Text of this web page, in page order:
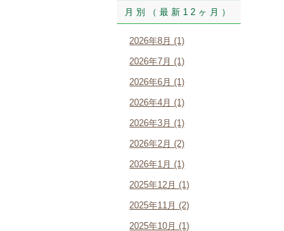
月別（最新12ヶ月）
2026年8月 (1)
2026年7月 (1)
2026年6月 (1)
2026年4月 (1)
2026年3月 (1)
2026年2月 (2)
2026年1月 (1)
2025年12月 (1)
2025年11月 (2)
2025年10月 (1)